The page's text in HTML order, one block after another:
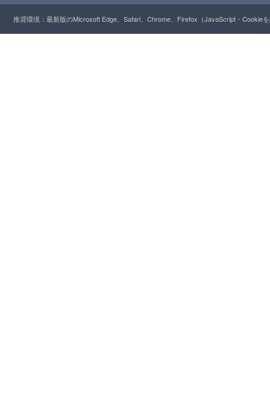
推奨環境：最新版のMicrosoft Edge、Safari、Chrome、Firefox（JavaScript・Cookie